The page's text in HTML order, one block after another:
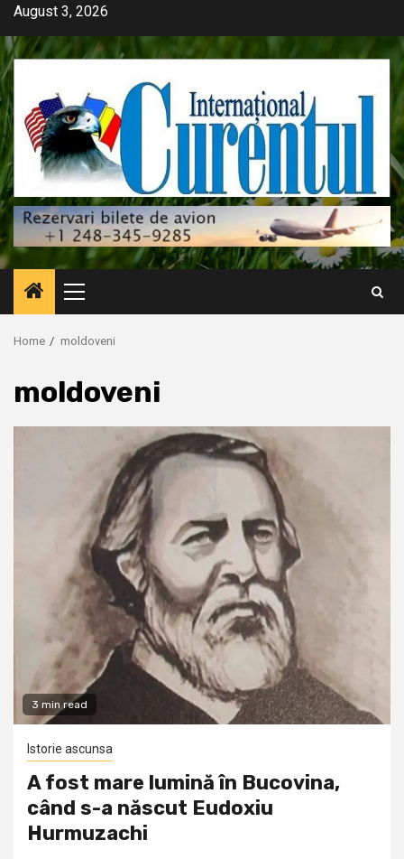
Skip
content
August 3, 2026
Primary
Menu
Home moldoveni
moldoveni
3 min read
Istorie ascunsa
A fost mare lumină în Bucovina,
când s-a născut Eudoxiu
Hurmuzachi